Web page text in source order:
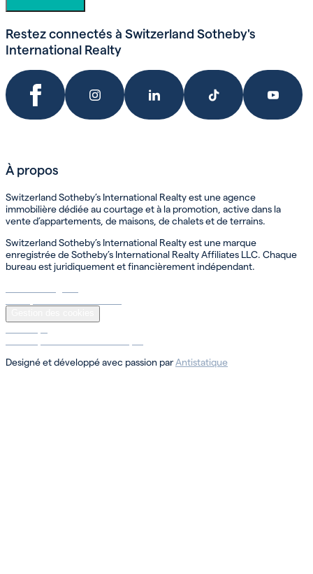
Restez connectés à Switzerland Sotheby's
International Realty
À propos
Switzerland Sotheby’s International Realty est une agence
immobilière dédiée au courtage et à la promotion, active dans la
vente d’appartements, de maisons, de chalets et de terrains.
Switzerland Sotheby’s International Realty est une marque
enregistrée de Sotheby’s International Realty Affiliates LLC. Chaque
bureau est juridiquement et financièrement indépendant.
Designé et développé avec passion parAntistatique